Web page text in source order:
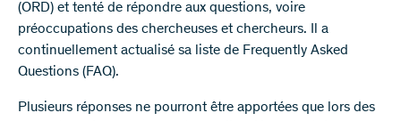
(ORD) et tenté de répondre aux questions, voire
préoccupations des chercheuses et chercheurs. Il a
continuellement actualisé sa liste de Frequently Asked
Questions (FAQ).
Plusieurs réponses ne pourront être apportées que lors des